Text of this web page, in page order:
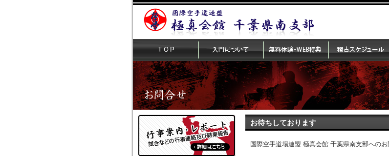
お待ちしております
国際空手道場連盟 極真会館 千葉県南支部へのお